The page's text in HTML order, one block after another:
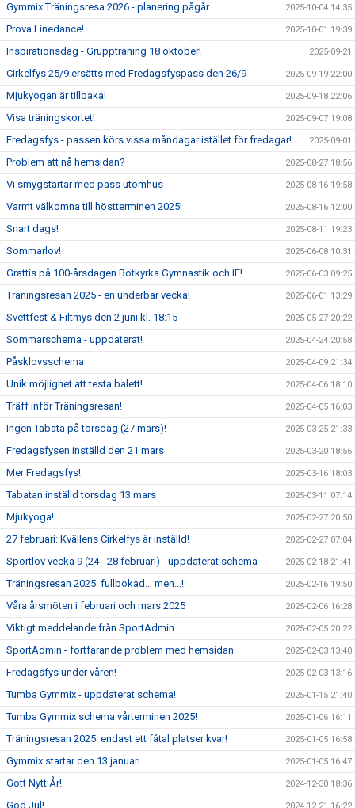
Gymmix Träningsresa 2026 - planering pågår... 2025-10-04 14:35
Prova Linedance! 2025-10-01 19:39
Inspirationsdag - Gruppträning 18 oktober! 2025-09-21
Cirkelfys 25/9 ersätts med Fredagsfyspass den 26/9 2025-09-19 22:00
Mjukyogan är tillbaka! 2025-09-18 22:06
Visa träningskortet! 2025-09-07 19:08
Fredagsfys - passen körs vissa måndagar istället för fredagar! 2025-09-01
Problem att nå hemsidan? 2025-08-27 18:56
Vi smygstartar med pass utomhus 2025-08-16 19:58
Varmt välkomna till höstterminen 2025! 2025-08-16 12:00
Snart dags! 2025-08-11 19:23
Sommarlov! 2025-06-08 10:31
Grattis på 100-årsdagen Botkyrka Gymnastik och IF! 2025-06-03 09:25
Träningsresan 2025 - en underbar vecka! 2025-06-01 13:29
Svettfest & Filtmys den 2 juni kl. 18:15 2025-05-27 20:22
Sommarschema - uppdaterat! 2025-04-24 20:58
Påsklovsschema 2025-04-09 21:34
Unik möjlighet att testa balett! 2025-04-06 18:10
Träff inför Träningsresan! 2025-04-05 16:03
Ingen Tabata på torsdag (27 mars)! 2025-03-25 21:33
Fredagsfysen inställd den 21 mars 2025-03-20 18:56
Mer Fredagsfys! 2025-03-16 18:03
Tabatan inställd torsdag 13 mars 2025-03-11 07:14
Mjukyoga! 2025-02-27 20:50
27 februari: Kvällens Cirkelfys är inställd! 2025-02-27 07:04
Sportlov vecka 9 (24 - 28 februari) - uppdaterat schema 2025-02-18 21:41
Träningsresan 2025: fullbokad... men...! 2025-02-16 19:50
Våra årsmöten i februari och mars 2025 2025-02-06 16:28
Viktigt meddelande från SportAdmin 2025-02-05 20:22
SportAdmin - fortfarande problem med hemsidan 2025-02-03 13:40
Fredagsfys under våren! 2025-02-03 13:16
Tumba Gymmix - uppdaterat schema! 2025-01-15 21:40
Tumba Gymmix schema vårterminen 2025! 2025-01-06 16:11
Träningsresan 2025: endast ett fåtal platser kvar! 2025-01-05 16:58
Gymmix startar den 13 januari 2025-01-05 16:47
Gott Nytt År! 2024-12-30 18:36
God Jul!